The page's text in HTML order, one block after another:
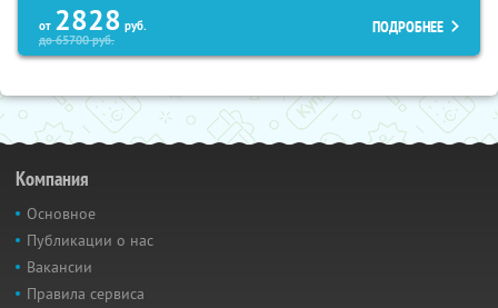
от 2828 руб.
до65700руб.
ПОДРОБНЕЕ
Компания
Основное
Публикации о нас
Вакансии
Правила сервиса